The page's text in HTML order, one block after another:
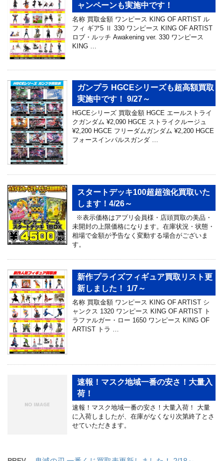
ャンペーンも実施中です！
名称 買取金額 ワンピース KING OF ARTIST ル
フィ ギア5 Ⅱ 330 ワンピース KING OF ARTIST
ロブ・ルッチ Awakening ver. 330 ワンピース
KING …
ガンプラ HGCEシリーズも超高額買取
実施中です！ 9/27～
HGCEシリーズ 買取金額 HGCE エールストライ
クガンダム ¥2,090 HGCE ストライクルージュ
¥2,200 HGCE フリーダムガンダム ¥2,200 HGCE
フォースインパルスガンダ …
スタートデッキ100超超強化買取いた
します！4/26～
※表示価格はアプリ会員様・店頭買取の美品・
未開封の上限価格になります。在庫状況・状態・
相場で金額が予告なく変動する場合がございま
す。
新作プライズフィギュア買取リスト更
新しました！ 1/7～
名称 買取金額 ワンピース KING OF ARTIST シ
ャンクス 1320 ワンピース KING OF ARTIST ト
ラファルガー・ロー 1650 ワンピース KING OF
ARTIST トラ …
速報！マスク地域一番の安さ！大量入
荷！
速報！マスク地域一番の安さ！大量入荷！ 大量
に入荷しましたが、在庫がなくなり次第終了とさ
せていただきます。